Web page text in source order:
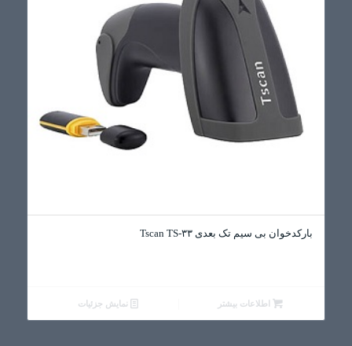
بارکدخوان بی سیم تک بعدی Tscan TS-۳۳
اطلاعات بیشتر نمایش جزئیات